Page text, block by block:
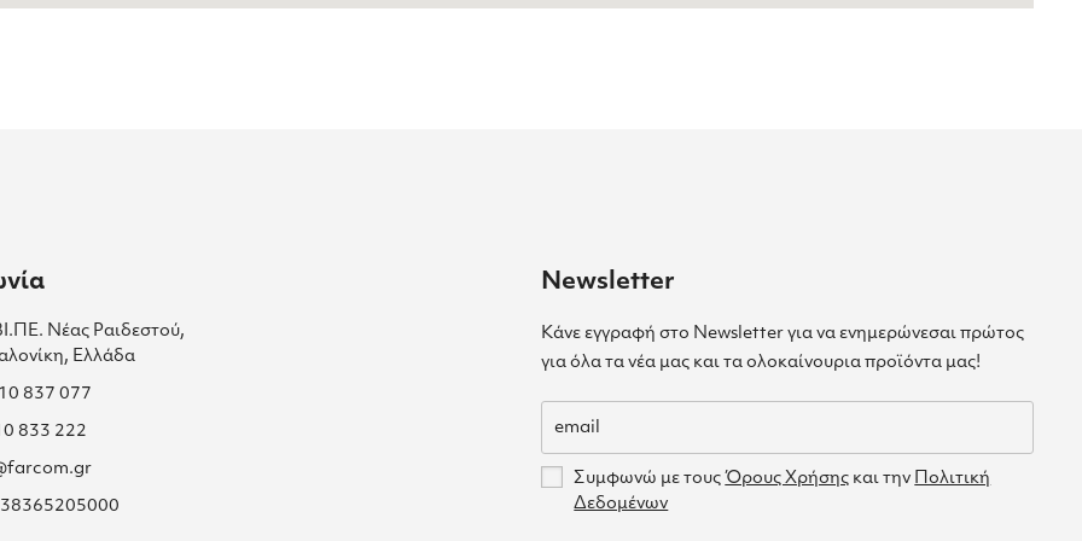
Νέας Ραιδεστού,
Ελλάδα
837 077
833 222
Newsletter
Κάνε εγγραφή στο Newsletter για να ενημερώνεσαι πρώτος
για όλα τα νέα μας και τα ολοκαίνουρια προϊόντα μας!
Συμφωνώ με τουςΌρους Χρήσης και την Πολιτική
Δεδομένων